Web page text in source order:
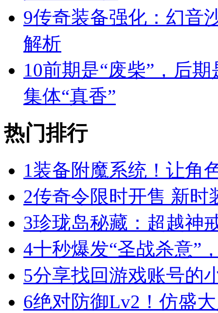
9传奇装备强化：幻音
解析
10前期是“废柴”，后
集体“真香”
热门排行
1装备附魔系统！让角
2传奇令限时开售 新时
3珍珑岛秘藏：超越神
4十秒爆发“圣战杀意”
5分享找回游戏账号的
6绝对防御Lv2！仿盛